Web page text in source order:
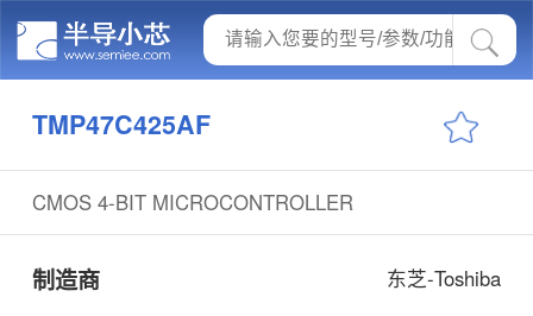
TMP47C425AF
CMOS 4-BIT MICROCONTROLLER
制造商 东芝-Toshiba